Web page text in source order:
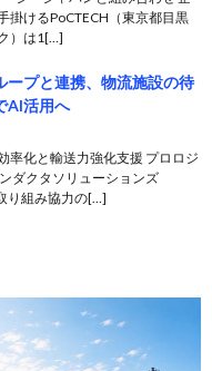
掛けるPoCTECH（東京都目黒
）は1[…]
ープと連携、物流施設の待
AI活用へ
率化と輸送力強化支援 プロロジ
ダクタソリューションズ
り組み協力の[…]